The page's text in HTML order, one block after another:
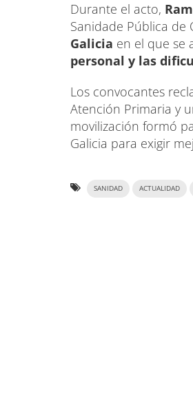
Durante el acto,
Sanidade Pública de
Galicia en el que se
personal y las
Los convocantes
Atención Primaria y
movilización formó
Galicia para exigir
SANIDAD ACTUALIDAD